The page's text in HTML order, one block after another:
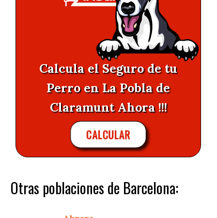
Calcula el Seguro de tu
Perro en La Pobla de
Claramunt Ahora !!!
CALCULAR
Otras poblaciones de Barcelona: